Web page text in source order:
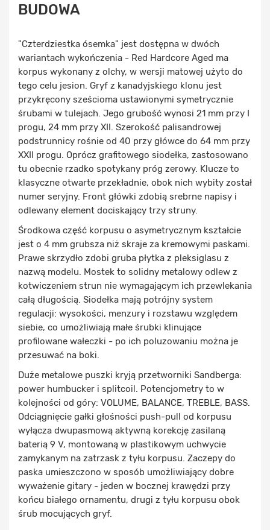
BUDOWA
"Czterdziestka ósemka" jest dostępna w dwóch
wariantach wykończenia - Red Hardcore Aged ma
korpus wykonany z olchy, w wersji matowej użyto do
tego celu jesion. Gryf z kanadyjskiego klonu jest
przykręcony sześcioma ustawionymi symetrycznie
śrubami w tulejach. Jego grubość wynosi 21 mm przy I
progu, 24 mm przy XII. Szerokość palisandrowej
podstrunnicy rośnie od 40 przy główce do 64 mm przy
XXII progu. Oprócz grafitowego siodełka, zastosowano
tu obecnie rzadko spotykany próg zerowy. Klucze to
klasyczne otwarte przekładnie, obok nich wybity został
numer seryjny. Front główki zdobią srebrne napisy i
odlewany element dociskający trzy struny.
Środkowa część korpusu o asymetrycznym kształcie
jest o 4 mm grubsza niż skraje za kremowymi paskami.
Prawe skrzydło zdobi gruba płytka z pleksiglasu z
nazwą modelu. Mostek to solidny metalowy odlew z
kotwiczeniem strun nie wymagającym ich przewlekania
całą długością. Siodełka mają potrójny system
regulacji: wysokości, menzury i rozstawu względem
siebie, co umożliwiają małe śrubki klinujące
profilowane wałeczki - po ich poluzowaniu można je
przesuwać na boki.
Duże metalowe puszki kryją przetworniki Sandberga:
power humbucker i splitcoil. Potencjometry to w
kolejności od góry: VOLUME, BALANCE, TREBLE, BASS.
Odciągnięcie gałki głośności push-pull od korpusu
wyłącza dwupasmową aktywną korekcję zasilaną
baterią 9 V, montowaną w plastikowym uchwycie
zamykanym na zatrzask z tyłu korpusu. Zaczepy do
paska umieszczono w sposób umożliwiający dobre
wyważenie gitary - jeden w bocznej krawędzi przy
końcu białego ornamentu, drugi z tyłu korpusu obok
śrub mocujących gryf.